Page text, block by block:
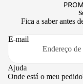
Fica a saber antes
E-mail
Ajuda
Onde está o meu